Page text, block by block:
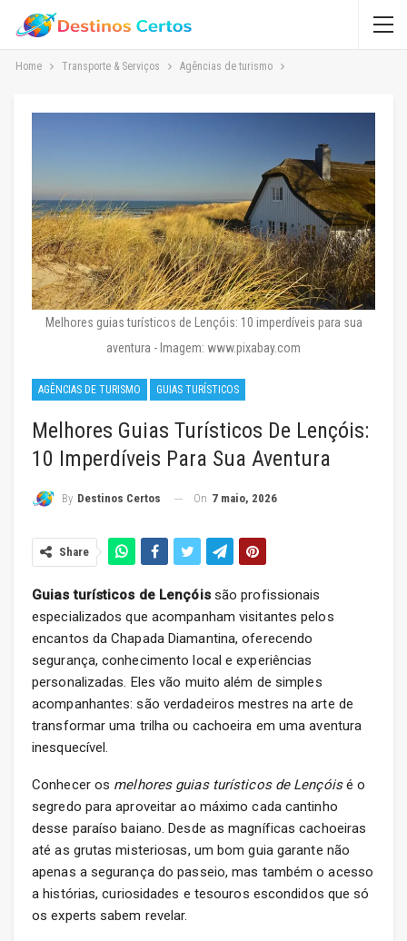
Home Transporte & Serviços Agências de turismo
Melhores guias turísticos de Lençóis: 10 imperdíveis para sua
aventura - Imagem: www.pixabay.com
AGÊNCIAS DE TURISMO GUIAS TURÍSTICOS
Melhores Guias Turísticos De Lençóis:
10 Imperdíveis Para Sua Aventura
By Destinos Certos On 7 maio, 2026
Share
Guias turísticos de Lençóissão profissionais
especializados que acompanham visitantes pelos
encantos da Chapada Diamantina, oferecendo
segurança, conhecimento local e experiências
personalizadas. Eles vão muito além de simples
acompanhantes: são verdadeiros mestres na arte de
transformar uma trilha ou cachoeira em uma aventura
inesquecível.
Conhecer os melhores guias turísticos de Lençóisé o
segredo para aproveitar ao máximo cada cantinho
desse paraíso baiano. Desde as magníficas cachoeiras
até as grutas misteriosas, um bom guia garante não
apenas a segurança do passeio, mas também o acesso
a histórias, curiosidades e tesouros escondidos que só
os experts sabem revelar.